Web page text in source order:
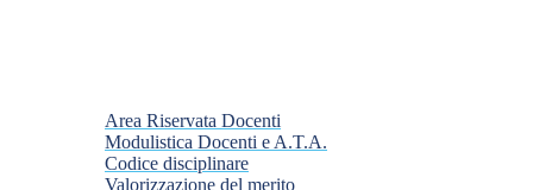
Area Riservata Docenti
Modulistica Docenti e A.T.A.
Codice disciplinare
Valorizzazione del merito